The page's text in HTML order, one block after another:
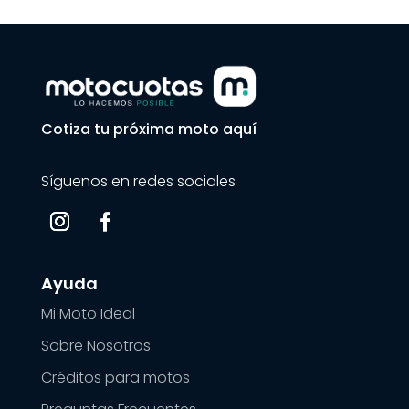
Cotiza tu próxima moto aquí
Síguenos en redes sociales
Ayuda
Mi Moto Ideal
Sobre Nosotros
Créditos para motos